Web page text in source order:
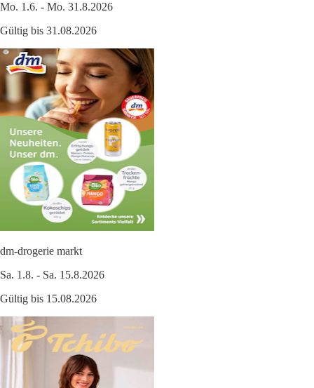
Mo. 1.6. - Mo. 31.8.2026
Gültig bis 31.08.2026
dm-drogerie markt
Sa. 1.8. - Sa. 15.8.2026
Gültig bis 15.08.2026